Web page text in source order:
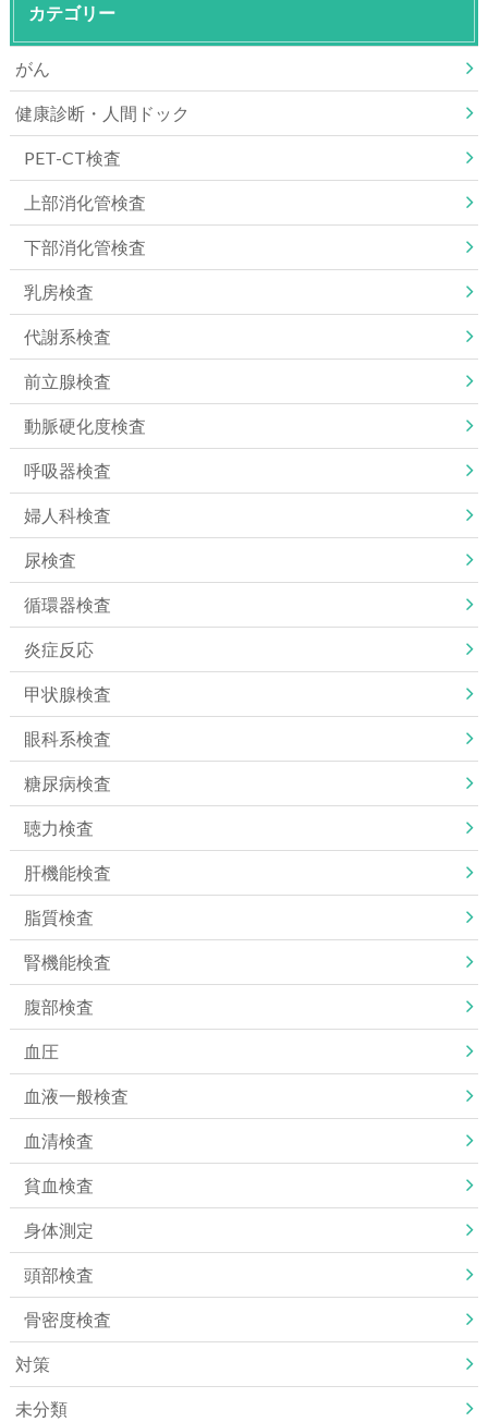
カテゴリー
がん
健康診断・人間ドック
PET-CT検査
上部消化管検査
下部消化管検査
乳房検査
代謝系検査
前立腺検査
動脈硬化度検査
呼吸器検査
婦人科検査
尿検査
循環器検査
炎症反応
甲状腺検査
眼科系検査
糖尿病検査
聴力検査
肝機能検査
脂質検査
腎機能検査
腹部検査
血圧
血液一般検査
血清検査
貧血検査
身体測定
頭部検査
骨密度検査
対策
未分類